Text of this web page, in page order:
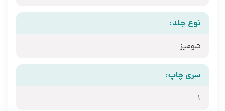
نوع جلد:
شومیز
سری چاپ:
1